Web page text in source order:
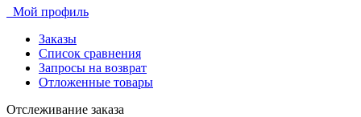
Мой профиль
Заказы
Список сравнения
Запросы на возврат
Отложенные товары
Отслеживание заказа